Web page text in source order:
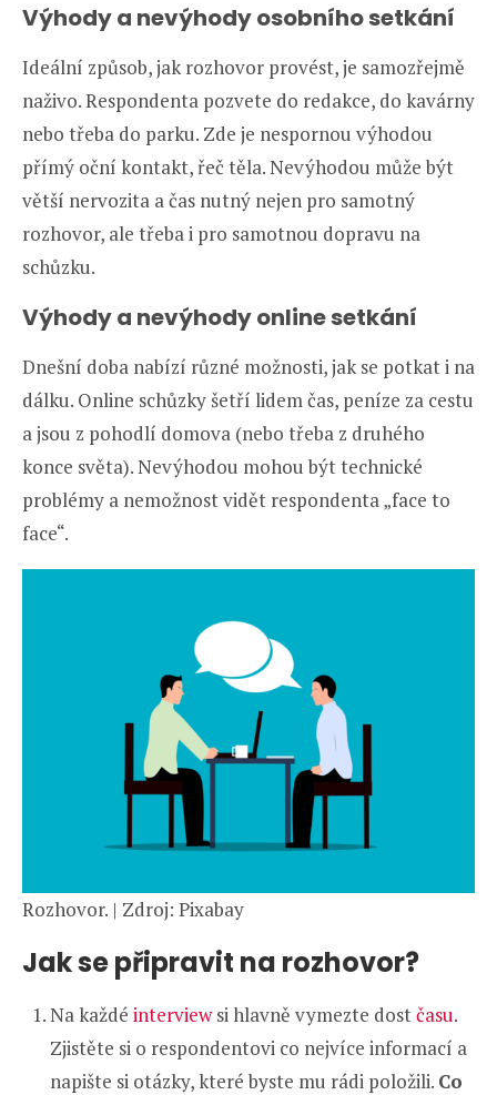
Výhody a nevýhody osobního setkání
Ideální způsob, jak rozhovor provést, je samozřejmě
naživo. Respondenta pozvete do redakce, do kavárny
nebo třeba do parku. Zde je nespornou výhodou
přímý oční kontakt, řeč těla. Nevýhodou může být
větší nervozita a čas nutný nejen pro samotný
rozhovor, ale třeba i pro samotnou dopravu na
schůzku.
Výhody a nevýhody online setkání
Dnešní doba nabízí různé možnosti, jak se potkat i na
dálku. Online schůzky šetří lidem čas, peníze za cestu
a jsou z pohodlí domova (nebo třeba z druhého
konce světa). Nevýhodou mohou být technické
problémy a nemožnost vidět respondenta „face to
face“.
Rozhovor. | Zdroj: Pixabay
Jak se připravit na rozhovor?
Na každé interviewsi hlavně vymezte dostčasu.
Zjistěte si o respondentovi co nejvíce informací a
napište si otázky, které byste mu rádi položili. Co